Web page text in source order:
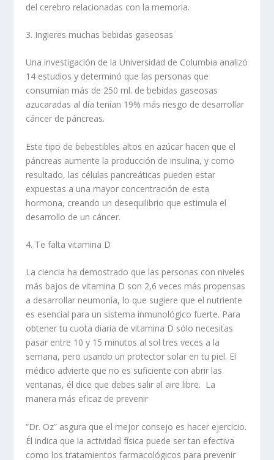
del cerebro relacionadas con la memoria.
3. Ingieres muchas bebidas gaseosas
Una investigación de la Universidad de Columbia analizó
14 estudios y determinó que las personas que
consumían más de 250 ml. de bebidas gaseosas
azucaradas al día tenían 19% más riesgo de desarrollar
cáncer de páncreas.
Este tipo de bebestibles altos en azúcar hacen que el
páncreas aumente la producción de insulina, y como
resultado, las células pancreáticas pueden estar
expuestas a una mayor concentración de esta
hormona, creando un desequilibrio que estimula el
desarrollo de un cáncer.
4. Te falta vitamina D
La ciencia ha demostrado que las personas con niveles
más bajos de vitamina D son 2,6 veces más propensas
a desarrollar neumonía, lo que sugiere que el nutriente
es esencial para un sistema inmunológico fuerte. Para
obtener tu cuota diaria de vitamina D sólo necesitas
pasar entre 10 y 15 minutos al sol tres veces a la
semana, pero usando un protector solar en tu piel. El
médico advierte que no es suficiente con abrir las
ventanas, él dice que debes salir al aire libre. La
manera más eficaz de prevenir
“Dr. Oz” asgura que el mejor consejo es hacer ejercicio.
Él indica que la actividad física puede ser tan efectiva
como los tratamientos farmacológicos para prevenir